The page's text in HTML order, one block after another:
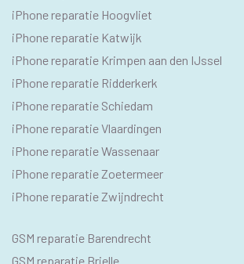
iPhone reparatie Hoogvliet
iPhone reparatie Katwijk
iPhone reparatie Krimpen aan den IJssel
iPhone reparatie Ridderkerk
iPhone reparatie Schiedam
iPhone reparatie Vlaardingen
iPhone reparatie Wassenaar
iPhone reparatie Zoetermeer
iPhone reparatie Zwijndrecht
SEO
GSM
GSM reparatie Barendrecht
GSM reparatie Brielle